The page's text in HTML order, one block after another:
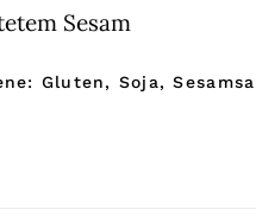
Sesam
Gluten, Soja,